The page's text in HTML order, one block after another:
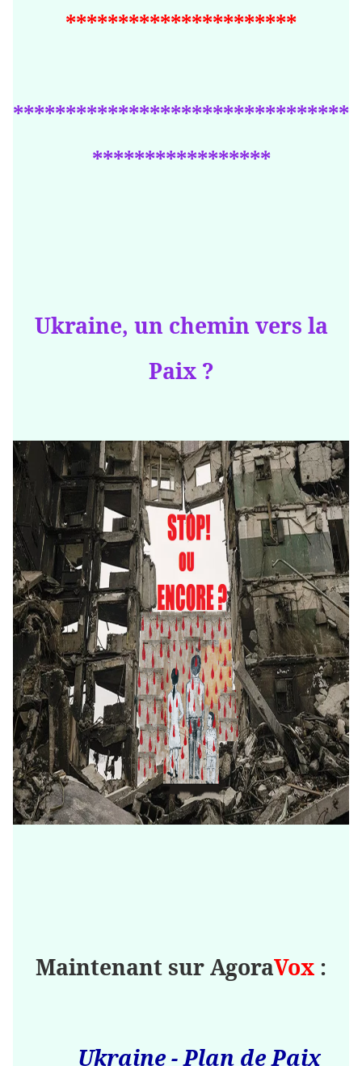
**********************
********************************
*****************
Ukraine, un chemin vers la
Paix ?
Maintenant sur AgoraVox :
Ukraine - Plan de Paix